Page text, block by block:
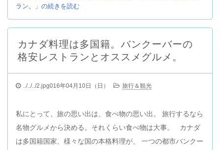
ラン。」の続きを読む
カナダ料理は多国籍。バンクーバーの
格安レストランとオススメグルメ。
../../../2.jpg016年04月10日（日） 旅行＆観光
私にとって、旅の思い出は、食べ物の思い出。 旅行するなら
名物グルメから決める。それくらい食べ物は大事。 カナダ
は多国籍国家、様々な国の本格料理が、 一つの都市バンクー